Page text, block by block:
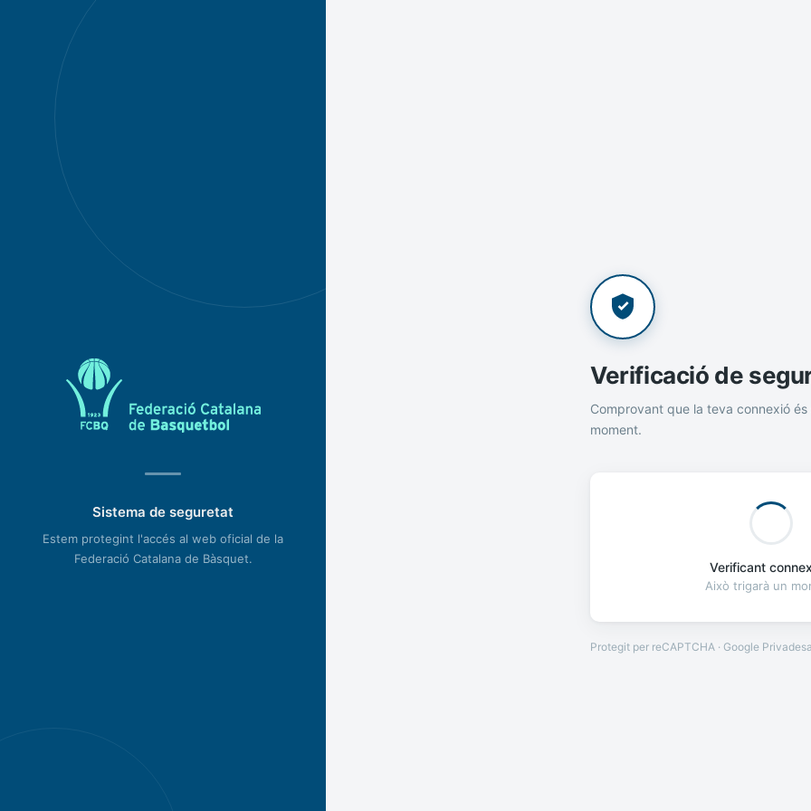
Sistema de seguretat
Estem protegint l'accés al web oficial de la
Federació Catalana de Bàsquet.
Verificació de
Comprovant que la teva connexió és
moment.
Verificant
Això trigarà un
Protegit per reCAPTCHA · Google Privadesa